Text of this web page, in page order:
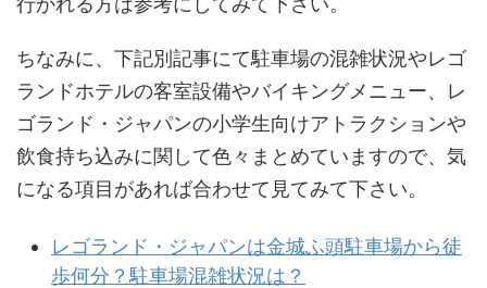
ちなみに、下記別記事にて駐車場の混雑状況やレゴ
ランドホテルの客室設備やバイキングメニュー、レ
ゴランド・ジャパンの小学生向けアトラクションや
飲食持ち込みに関して色々まとめていますので、気
になる項目があれば合わせて見てみて下さい。
レゴランド・ジャパンは金城ふ頭駐車場から徒
歩何分？駐車場混雑状況は？